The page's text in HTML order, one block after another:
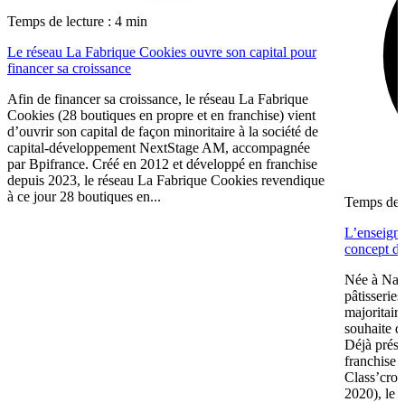
Temps de lecture : 4 min
Le réseau La Fabrique Cookies ouvre son capital pour
financer sa croissance
Afin de financer sa croissance, le réseau La Fabrique
Cookies (28 boutiques en propre et en franchise) vient
d’ouvrir son capital de façon minoritaire à la société de
capital-développement NextStage AM, accompagnée
par Bpifrance. Créé en 2012 et développé en franchise
depuis 2023, le réseau La Fabrique Cookies revendique
à ce jour 28 boutiques en...
Temps de
concept
Née à
souhaite
Déjà
franchise
2020), le